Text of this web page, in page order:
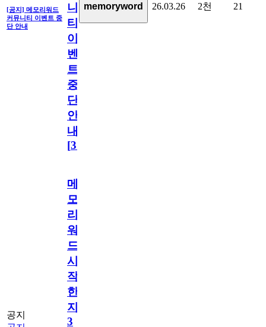
[공지] 메모리워드
커뮤니티 이벤트 중
단 안내
니
티
이
벤
트
중
단
안
내
[31
memoryword 26.03.26 2천 21
공지
메
모
리
워
드
시
작
한
지
3